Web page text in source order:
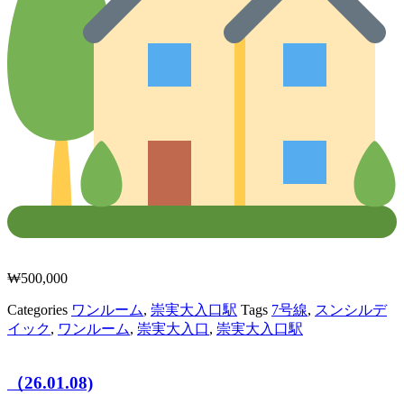
₩500,000
Categories ワンルーム, 崇実大入口駅 Tags 7号線, スンシルデ
イック, ワンルーム, 崇実大入口, 崇実大入口駅
（26.01.08)